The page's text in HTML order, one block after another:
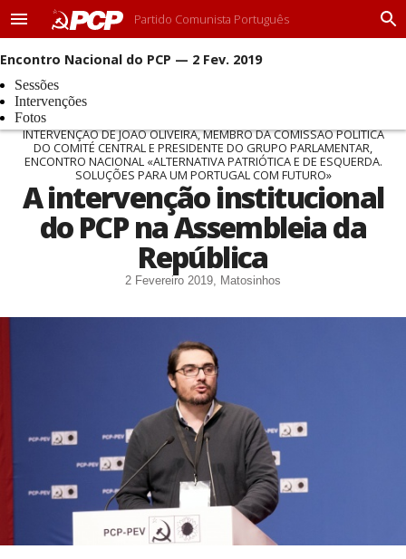
M
e
n
u
Partido Comunista Português
P
a
Encontro Nacional do PCP — 2 Fev. 2019
Sessões
Intervenções
Fotos
INTERVENÇÃO DE JOÃO OLIVEIRA, MEMBRO DA COMISSÃO POLÍTICA
DO COMITÉ CENTRAL E PRESIDENTE DO GRUPO PARLAMENTAR,
ENCONTRO NACIONAL «ALTERNATIVA PATRIÓTICA E DE ESQUERDA.
SOLUÇÕES PARA UM PORTUGAL COM FUTURO»
A intervenção institucional
do PCP na Assembleia da
República
2 Fevereiro 2019, Matosinhos